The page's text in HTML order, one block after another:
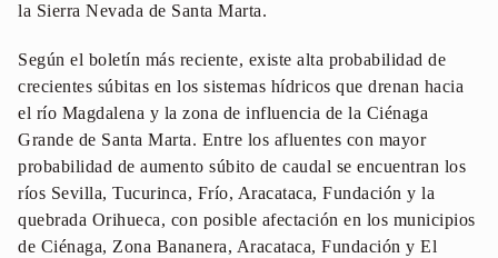
la Sierra Nevada de Santa Marta.
Según el boletín más reciente, existe alta probabilidad de
crecientes súbitas en los sistemas hídricos que drenan hacia
el río Magdalena y la zona de influencia de la Ciénaga
Grande de Santa Marta. Entre los afluentes con mayor
probabilidad de aumento súbito de caudal se encuentran los
ríos Sevilla, Tucurinca, Frío, Aracataca, Fundación y la
quebrada Orihueca, con posible afectación en los municipios
de Ciénaga, Zona Bananera, Aracataca, Fundación y El